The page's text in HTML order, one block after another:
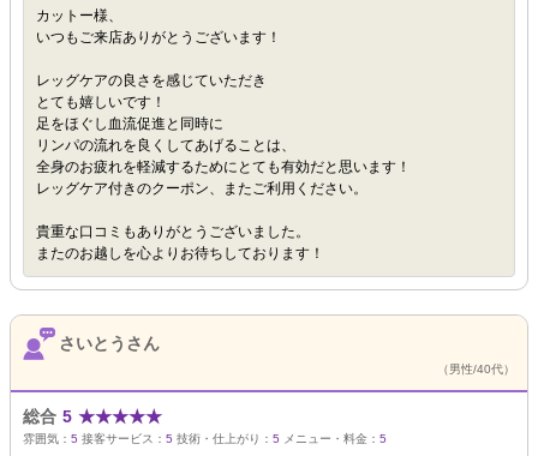
カットー様、
いつもご来店ありがとうございます！
レッグケアの良さを感じていただき
とても嬉しいです！
足をほぐし血流促進と同時に
リンパの流れを良くしてあげることは、
全身のお疲れを軽減するためにとても有効だと思います！
レッグケア付きのクーポン、またご利用ください。
貴重な口コミもありがとうございました。
またのお越しを心よりお待ちしております！
さいとうさん
（男性/40代）
総合 5 ★★★★★
雰囲気： 5 接客サービス： 5 技術・仕上がり： 5 メニュー・料金： 5